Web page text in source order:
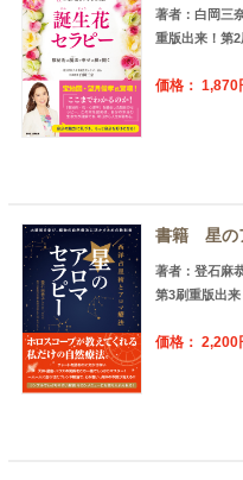
著者：白岡三
重版出来！第2
価格： 1,870
書籍 星の
著者：登石麻
第3刷重版出来
価格： 2,200